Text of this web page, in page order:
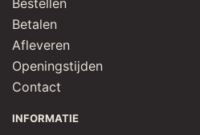
Bestellen
Betalen
Afleveren
Openingstijden
Contact
INFORMATIE